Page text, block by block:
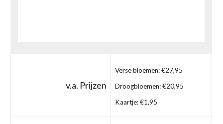
v.a. Prijzen
Verse bloemen: €27,95
Droogbloemen: €20,95
Kaartje: €1,95